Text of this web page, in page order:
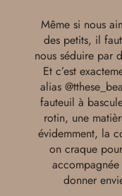
Même si nous
des petits, il
nous séduire par
Et c’est
alias
fauteuil à
rotin, une
évidemment, la
on craque
donner